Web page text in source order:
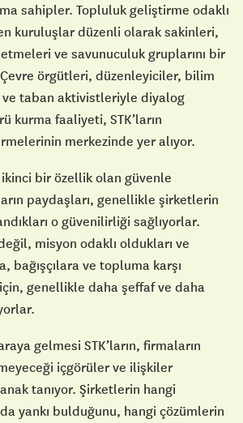
sahipler. Topluluk geliştirme odaklı
kuruluşlar düzenli olarak sakinleri,
ve savunuculuk gruplarını bir
örgütleri, düzenleyiciler, bilim
ve taban aktivistleriyle diyalog
kurma faaliyeti, STK’ların
merkezinde yer alıyor.
bir özellik olan güvenle
paydaşları, genellikle şirketlerin
o güvenilirliği sağlıyorlar.
misyon odaklı oldukları ve
bağışçılara ve topluma karşı
genellikle daha şeffaf ve daha
gelmesi STK’ların, firmaların
içgörüler ve ilişkiler
tanıyor. Şirketlerin hangi
yankı bulduğunu, hangi çözümlerin